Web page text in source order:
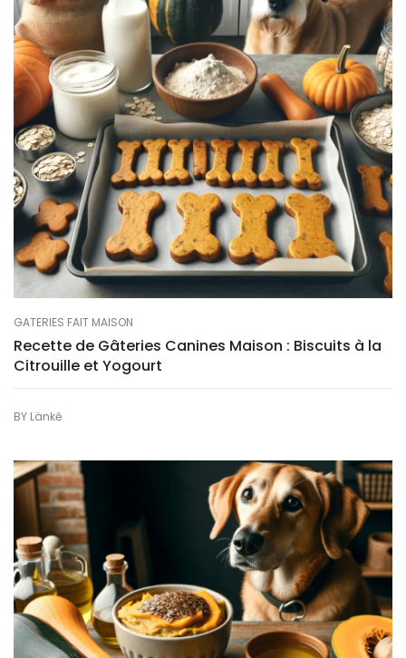
GATERIES FAIT MAISON
Recette de Gâteries Canines Maison : Biscuits à la
Citrouille et Yogourt
BY Länkē